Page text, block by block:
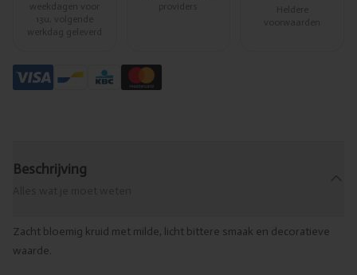
weekdagen voor
13u, volgende
werkdag geleverd
providers
Heldere
voorwaarden
Beschrijving
Zacht bloemig kruid met milde, licht bittere smaak en decoratieve
waarde.